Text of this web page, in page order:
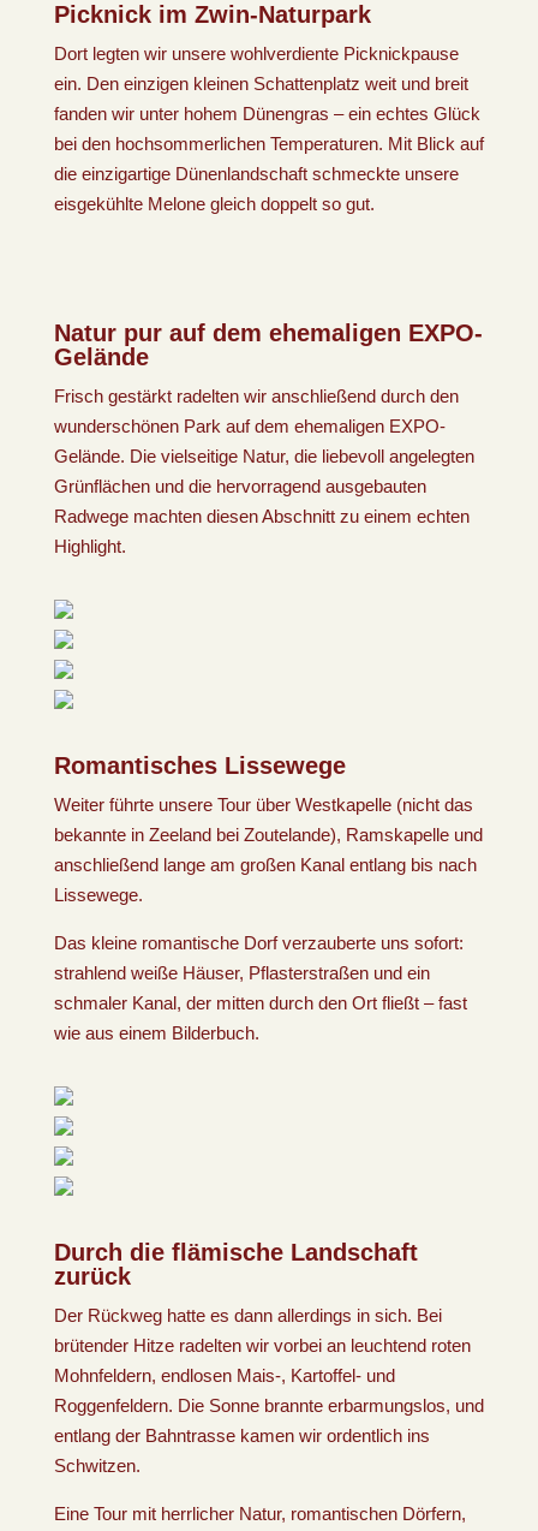
Picknick im Zwin-Naturpark
Dort legten wir unsere wohlverdiente Picknickpause
ein. Den einzigen kleinen Schattenplatz weit und breit
fanden wir unter hohem Dünengras – ein echtes Glück
bei den hochsommerlichen Temperaturen. Mit Blick auf
die einzigartige Dünenlandschaft schmeckte unsere
eisgekühlte Melone gleich doppelt so gut.
Natur pur auf dem ehemaligen EXPO-
Gelände
Frisch gestärkt radelten wir anschließend durch den
wunderschönen Park auf dem ehemaligen EXPO-
Gelände. Die vielseitige Natur, die liebevoll angelegten
Grünflächen und die hervorragend ausgebauten
Radwege machten diesen Abschnitt zu einem echten
Highlight.
Romantisches Lissewege
Weiter führte unsere Tour über Westkapelle (nicht das
bekannte in Zeeland bei Zoutelande), Ramskapelle und
anschließend lange am großen Kanal entlang bis nach
Lissewege.
Das kleine romantische Dorf verzauberte uns sofort:
strahlend weiße Häuser, Pflasterstraßen und ein
schmaler Kanal, der mitten durch den Ort fließt – fast
wie aus einem Bilderbuch.
Durch die flämische Landschaft
zurück
Der Rückweg hatte es dann allerdings in sich. Bei
brütender Hitze radelten wir vorbei an leuchtend roten
Mohnfeldern, endlosen Mais-, Kartoffel- und
Roggenfeldern. Die Sonne brannte erbarmungslos, und
entlang der Bahntrasse kamen wir ordentlich ins
Schwitzen.
Eine Tour mit herrlicher Natur, romantischen Dörfern,